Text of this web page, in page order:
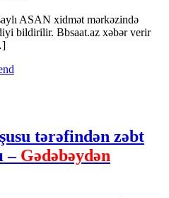
ASAN xidmət mərkəzində
bildirilir. Bbsaat.az xəbər verir
tərəfindən zəbt
– Gədəbəydən